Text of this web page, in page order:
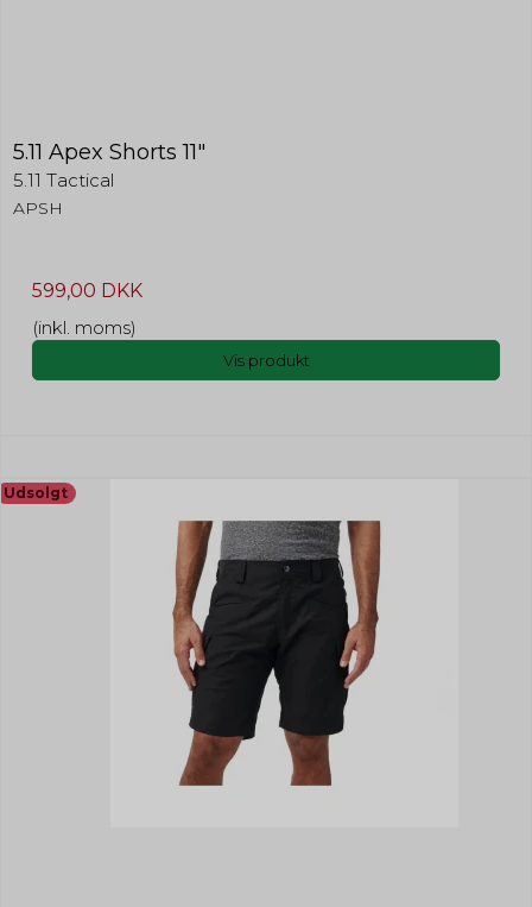
5.11 Apex Shorts 11"
5.11 Tactical
APSH
599,00 DKK
(inkl. moms)
Vis produkt
Udsolgt